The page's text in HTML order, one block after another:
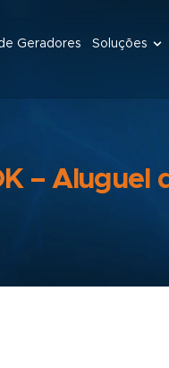
Geradores Soluções
– Aluguel